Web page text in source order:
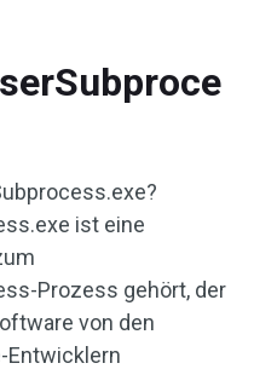
ist eine
Prozess gehört, der
von den
Entwicklern